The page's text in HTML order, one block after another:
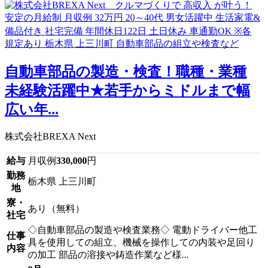
自動車部品の製造・検査！職種・業種
未経験活躍中★若手からミドルまで幅
広い年...
株式会社BREXA Next
給与 月収例330,000円
勤務
地
栃木県 上三川町
寮・
社宅
あり（無料）
仕事
内容
◇自動車部品の製造や検査業務◇ 電動ドライバー他工
具を使用しての組立、機械を操作しての内装や足回り
の加工 部品の溶接や鋳造作業など様...